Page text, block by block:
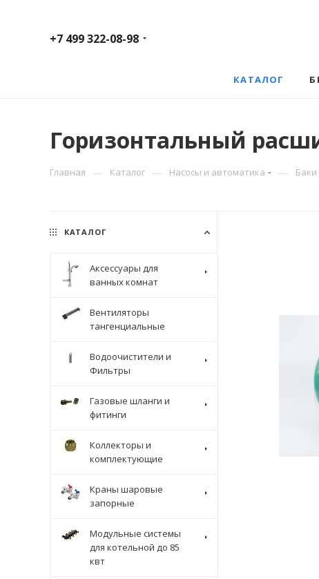
+7 499 322-08-98
КАТАЛОГ
Горизонтальный
Главная — Каталог — Насосы и автоматика —
КАТАЛОГ
Аксессуары для
ванных комнат
Вентиляторы
тангенциальные
Водоочистители и
Фильтры
Газовые шланги и
фитинги
Коллекторы и
комплектующие
Краны шаровые
запорные
Модульные системы
для котельной до 85
квт